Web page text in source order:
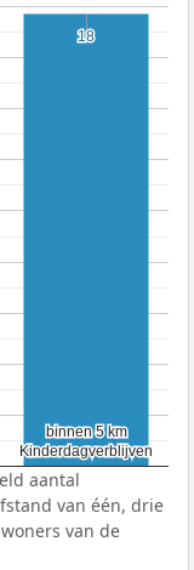
Kinderdagverblijven
Kinderdagverblijven
binnen 5 km
binnen 5 km
18
18
aantal
van één, drie
van de